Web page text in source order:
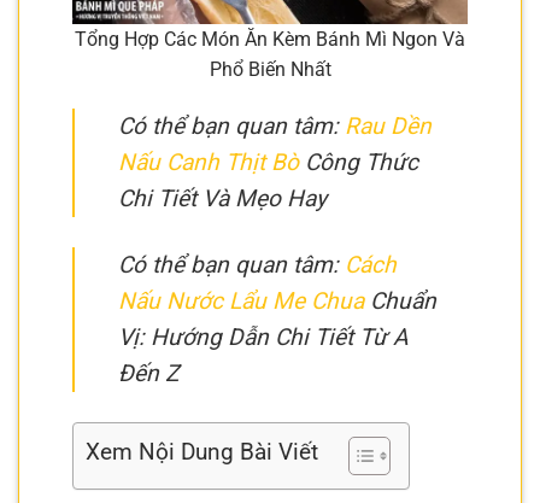
Tổng Hợp Các Món Ăn Kèm Bánh Mì Ngon Và
Phổ Biến Nhất
Có thể bạn quan tâm: Rau Dền
Nấu Canh Thịt BòCông Thức
Chi Tiết Và Mẹo Hay
Có thể bạn quan tâm: Cách
Nấu Nước Lẩu Me ChuaChuẩn
Vị: Hướng Dẫn Chi Tiết Từ A
Đến Z
Xem Nội Dung Bài Viết